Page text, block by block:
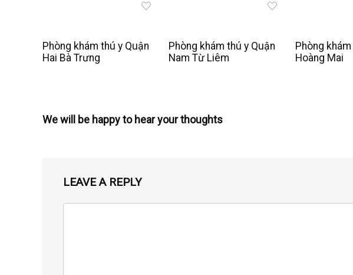
Phòng khám thú y Quận
Hai Bà Trưng
Phòng khám thú y Quận
Nam Từ Liêm
Phòng
Hoàng Mai
We will be happy to hear your thoughts
LEAVE A REPLY